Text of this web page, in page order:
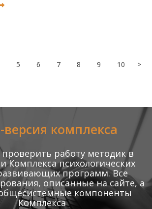
5 6 7 8 9 10 >
комплекса
работу методик в
Комплекса психологических
программ. Все
описанные на сайте, а
компоненты
Комплекса